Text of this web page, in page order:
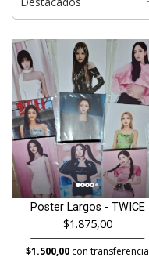
Poster Largos - TWICE
$1.875,00
$1.500,00 con transferencia